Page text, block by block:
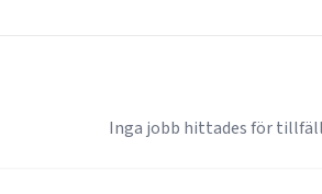
Inga jobb hittades för